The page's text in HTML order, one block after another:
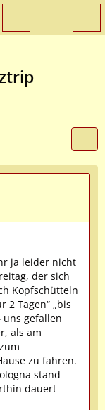
ja leider nicht
der sich
Kopfschütteln
2 Tagen“ „bis
uns gefallen
als am
zu fahren.
stand
dauert